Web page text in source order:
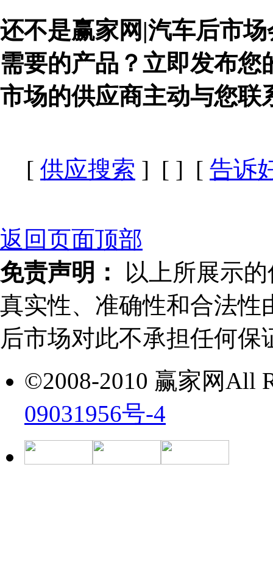
还不是赢家网|汽车后市场
需要的产品？立即发布您
市场的供应商主动与您联
[ 供应搜索 ] [ ] [ 告诉
返回页面顶部
免责声明：
以上所展示
真实性、准确性和合法性
后市场对此不承担任何保
©2008-2010 赢家网All
09031956号-4